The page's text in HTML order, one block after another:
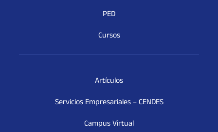
PED
Cursos
Artículos
Servicios Empresariales – CENDES
Campus Virtual